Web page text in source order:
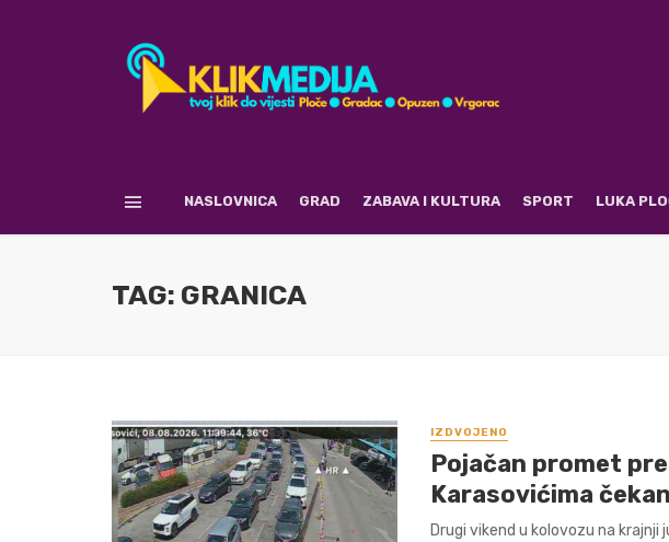
NASLOVNICA GRAD ZABAVA I KULTURA SPORT LUKA
TAG: GRANICA
IZDVOJENO
Pojačan promet
Karasovićima
Drugi vikend u kolovozu na